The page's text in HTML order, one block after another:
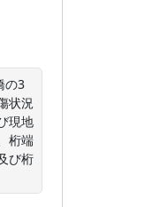
の3
状況
現地
桁端
び桁